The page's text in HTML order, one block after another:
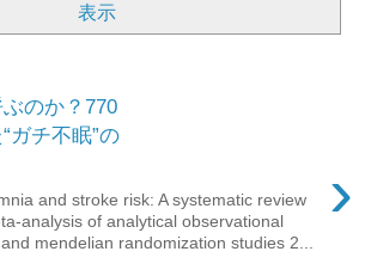
表示
のか？770
ガチ不眠”の
›
and stroke risk: A systematic review
analysis of analytical observational
mendelian randomization studies 2...